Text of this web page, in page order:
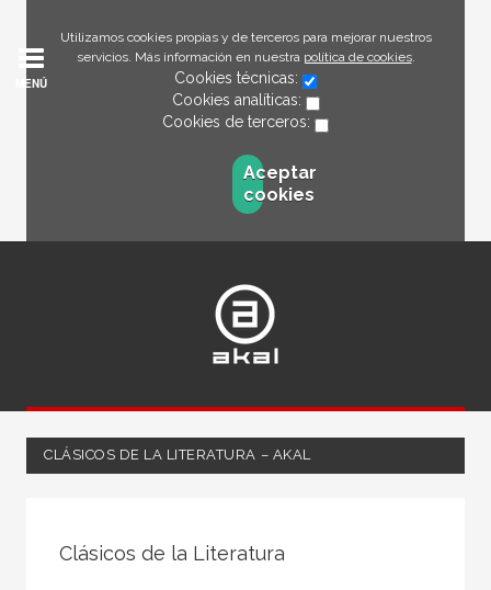
Utilizamos cookies propias y de terceros para mejorar nuestros
servicios. Más información en nuestra política de cookies.
Cookies técnicas:
Cookies analíticas:
Cookies de terceros:
Aceptar
cookies
MENÚ
CLÁSICOS DE LA LITERATURA – AKAL
Ficción
Clásicos de la Literatura